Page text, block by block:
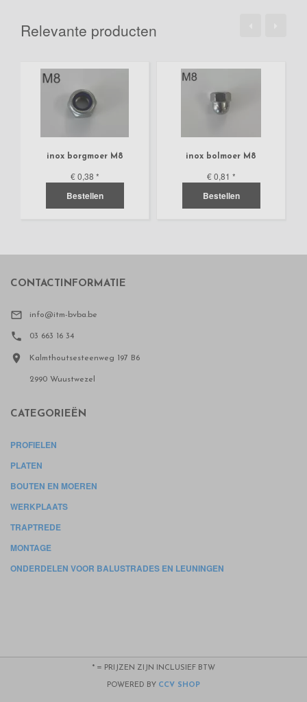
Relevante producten
inox borgmoer M8
€ 0,38 *
Bestellen
inox bolmoer M8
€ 0,81 *
Bestellen
CONTACTINFORMATIE
 info@itm-bvba.be
 03 663 16 34
 Kalmthoutsesteenweg 197 B6
2990 Wuustwezel
CATEGORIEËN
PROFIELEN
PLATEN
BOUTEN EN MOEREN
WERKPLAATS
TRAPTREDE
MONTAGE
ONDERDELEN VOOR BALUSTRADES EN LEUNINGEN
* = PRIJZEN ZIJN INCLUSIEF BTW
POWERED BY CCV SHOP